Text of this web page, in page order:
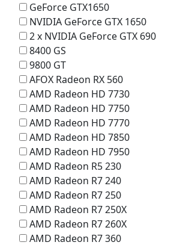
GeForce GTX1650
NVIDIA GeForce GTX 1650
2 x NVIDIA GeForce GTX 690
8400 GS
9800 GT
AFOX Radeon RX 560
AMD Radeon HD 7730
AMD Radeon HD 7750
AMD Radeon HD 7770
AMD Radeon HD 7850
AMD Radeon HD 7950
AMD Radeon R5 230
AMD Radeon R7 240
AMD Radeon R7 250
AMD Radeon R7 250X
AMD Radeon R7 260X
AMD Radeon R7 360